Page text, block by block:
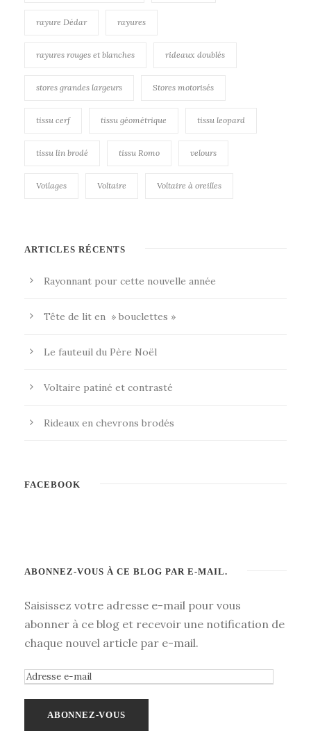
rayure Dédar rayures
rayures rouges et blanches rideaux doublés
stores grandes largeurs Stores motorisés
tissu cerf tissu géométrique tissu leopard
tissu lin brodé tissu Romo velours
Voilages Voltaire Voltaire à oreilles
ARTICLES RÉCENTS
Rayonnant pour cette nouvelle année
Tête de lit en » bouclettes »
Le fauteuil du Père Noël
Voltaire patiné et contrasté
Rideaux en chevrons brodés
FACEBOOK
ABONNEZ-VOUS À CE BLOG PAR E-MAIL.
Saisissez votre adresse e-mail pour vous
abonner à ce blog et recevoir une notification de
chaque nouvel article par e-mail.
A
e